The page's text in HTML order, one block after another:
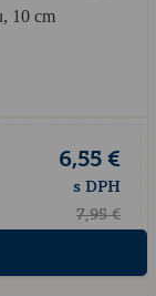
10 cm
6,55 €
s DPH
7,95 €